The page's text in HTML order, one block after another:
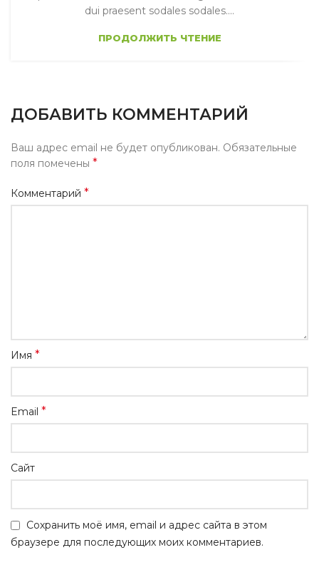
dui praesent sodales sodales....
ПРОДОЛЖИТЬ ЧТЕНИЕ
ДОБАВИТЬ КОММЕНТАРИЙ
Ваш адрес email не будет опубликован. Обязательные
поля помечены *
Комментарий *
Имя *
Email *
Сайт
Сохранить моё имя, email и адрес сайта в этом
браузере для последующих моих комментариев.